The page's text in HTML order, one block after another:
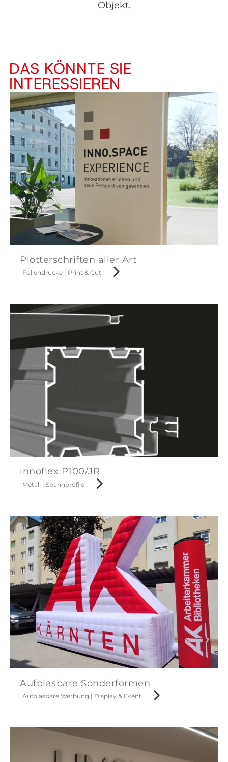
Objekt.
DAS KÖNNTE SIE
INTERESSIEREN
Plotterschriften aller Art
Foliendrucke | Print & Cut
innoflex P100/JR
Metall | Spannprofile
Aufblasbare Sonderformen
Aufblasbare Werbung | Display & Event